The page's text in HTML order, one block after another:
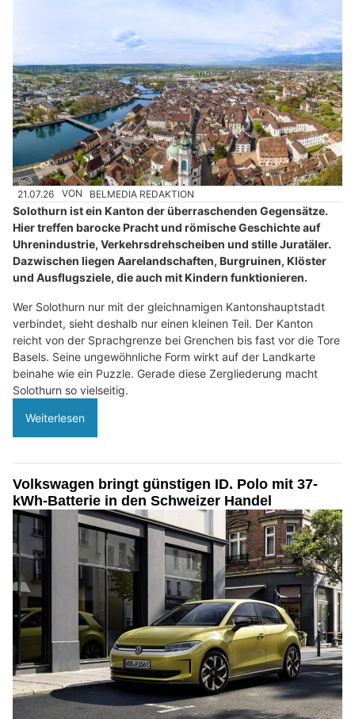
21.07.26 VON BELMEDIA REDAKTION
Solothurn ist ein Kanton der überraschenden Gegensätze.
Hier treffen barocke Pracht und römische Geschichte auf
Uhrenindustrie, Verkehrsdrehscheiben und stille Juratäler.
Dazwischen liegen Aarelandschaften, Burgruinen, Klöster
und Ausflugsziele, die auch mit Kindern funktionieren.
Wer Solothurn nur mit der gleichnamigen Kantonshauptstadt
verbindet, sieht deshalb nur einen kleinen Teil. Der Kanton
reicht von der Sprachgrenze bei Grenchen bis fast vor die Tore
Basels. Seine ungewöhnliche Form wirkt auf der Landkarte
beinahe wie ein Puzzle. Gerade diese Zergliederung macht
Solothurn so vielseitig.
Weiterlesen
Volkswagen bringt günstigen ID. Polo mit 37-
kWh-Batterie in den Schweizer Handel